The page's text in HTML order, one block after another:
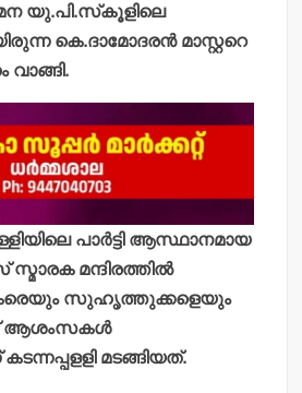
യു.പി.സ്‌കൂളിലെ
കെ.ദാമോദരന്‍ മാസ്റ്ററെ
പാര്‍ട്ടി ആസ്ഥാനമായ
സ്മാരക മന്ദിരത്തില്‍
സുഹൃത്തുക്കളെയും
ആശംസകള്‍
മടങ്ങിയത്.